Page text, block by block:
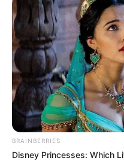
BRAINBERRIES
Disney Princesses: Which